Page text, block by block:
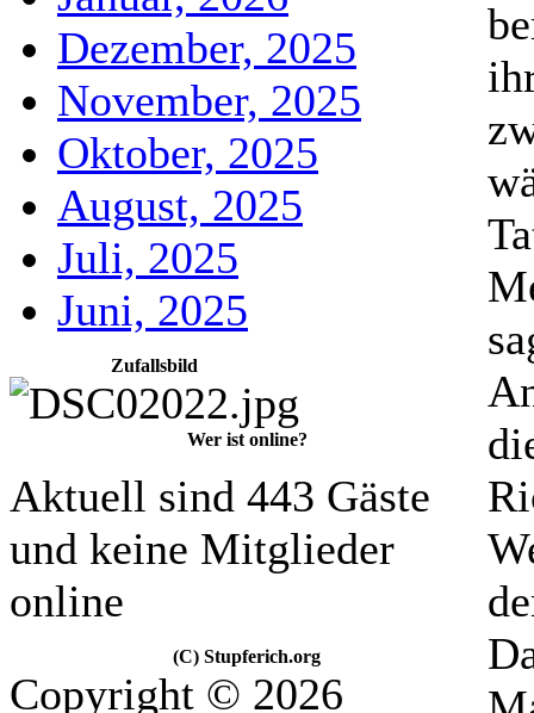
Dezember, 2025
November, 2025
Oktober, 2025
August, 2025
Juli, 2025
Juni, 2025
Zufallsbild
Wer ist online?
Aktuell sind 443 Gäste
und keine Mitglieder
online
(C) Stupferich.org
Copyright © 2026